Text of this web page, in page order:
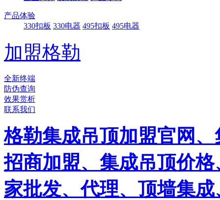
产品体验
330扣板 330电器 495扣板 495电器
加盟格勒
全新终端
防伪查询
效果赏析
联系我们
格勒集成吊顶加盟官网
招商加盟、集成吊顶价
家批发、代理、顶墙集